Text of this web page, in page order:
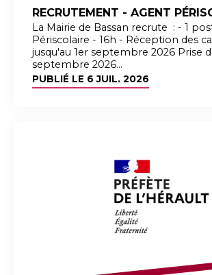
RECRUTEMENT - AGENT
La Mairie de Bassan recrute : - 1
Périscolaire - 16h - Réception des
jusqu'au 1er septembre 2026 Prise
septembre 2026...
PUBLIÉ LE 6 JUIL. 2026